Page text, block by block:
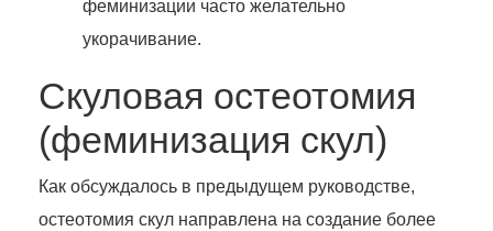
феминизации часто желательно
укорачивание.
Скуловая остеотомия
(феминизация скул)
Как обсуждалось в предыдущем руководстве,
остеотомия скул направлена на создание более